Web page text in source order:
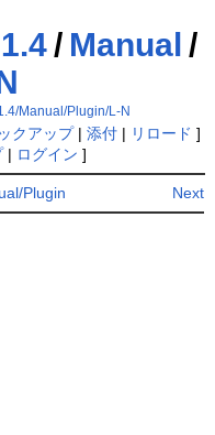
1.4/ Manual /
Manual/Plugin/L-N
クアップ| 添付| リロード ]
| ログイン ]
Next
Plugin